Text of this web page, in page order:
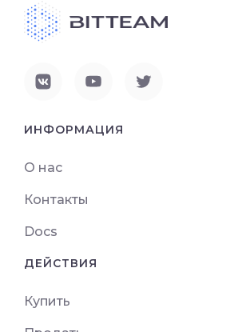
ИНФОРМАЦИЯ
О нас
Контакты
Docs
ДЕЙСТВИЯ
Купить